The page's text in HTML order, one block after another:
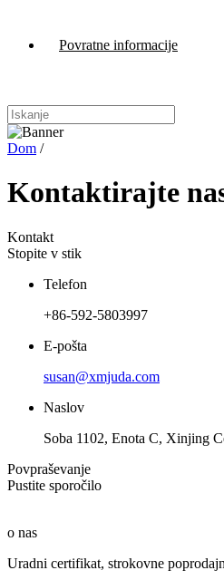
Povratne informacije
Dom /
Kontaktirajte
Kontakt
Stopite v stik
Telefon
+86-592-5803997
E-pošta
susan@xmjuda.com
Naslov
Soba 1102, Enota C, Xinjing
Povpraševanje
Pustite sporočilo
o nas
Uradni certifikat, strokovne